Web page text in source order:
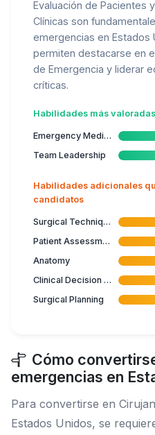
Evaluación de Pacientes
Clínicas son
emergencias en Estados
permiten destacarse en
de Emergencia y liderar
críticas.
Habilidades más valoradas
Emergency Medicine
Team Leadership
Habilidades adicionales
candidatos
Surgical Techniques
Patient Assessment
Anatomy
Clinical Decision Making
Surgical Planning
Cómo
emergencias en
Para convertirse en
Estados Unidos, se